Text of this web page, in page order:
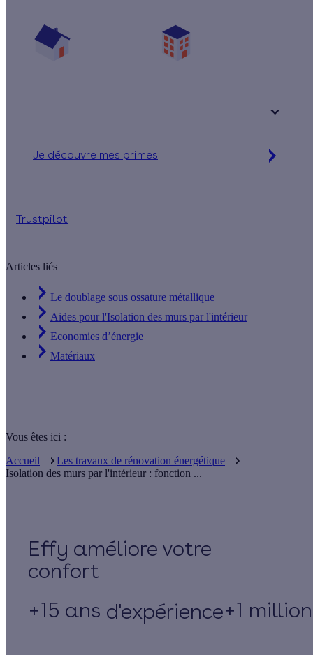
Je découvre mes primes
Trustpilot
Articles liés
Le doublage sous ossature métallique
Aides pour l'Isolation des murs par l'intérieur
Economies d’énergie
Matériaux
Vous êtes ici :
Accueil
Les travaux de rénovation énergétique
Isolation des murs par l'intérieur : fonction ...
Effy
+15 ans d'expérience+1